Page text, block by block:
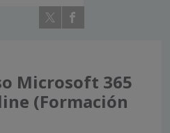
Microsoft 365
(Formación